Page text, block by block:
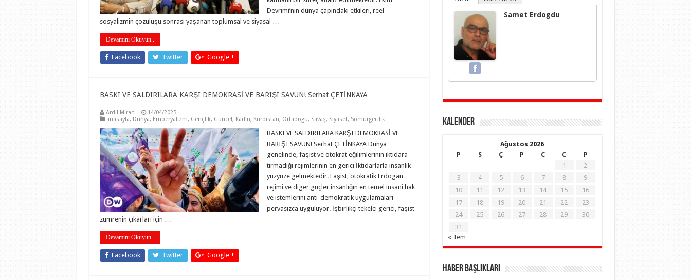
Devrimi’nin dünya çapındaki etkileri, reel
sosyalizmin çözülüşü sonrası yaşanan toplumsal ve siyasal …
Devamını Okuyun..
Facebook Twitter Google +
BASKI VE SALDIRILARA KARŞI DEMOKRASİ VE BARIŞI SAVUN! Serhat ÇETİNKAYA
Ardil Miran
14/04/2025
anasayfa, Dünya, Emperyalizm, Gençlik, Güncel, Kadın, Kürdistan, Ortadogu, Savaş, Siyaset, Sömürgecilik
BASKI VE SALDIRILARA KARŞI DEMOKRASİ VE
BARIŞI SAVUN! Serhat ÇETİNKAYA Dünya
genelinde, faşist ve otokrat eğilimlerinin iktidara
tırmadığı rejimlerinin en gerici İktidarlarla insanlık
yüzyüze gelmektedir. Faşist, otokratik Erdogan
rejimi ve diger güçler insanlığın en temel insani hak
ve istemlerini anti-demokratik uygulamaları
pervasızca uyguluyor. İşbirlikçi tekelci gerici, faşist
zümrenin çıkarları için …
Devamını Okuyun..
Facebook Twitter Google +
Samet Erdogdu
KALENDER
Ağustos 2026
P
S Ç P C C
P
1
2
3
4 5 6 7 8
9
10
11 12 13 14 15
16
17
18 19 20 21 22
23
24
25 26 27 28 29
30
31
« Tem
Haber Başlıkları